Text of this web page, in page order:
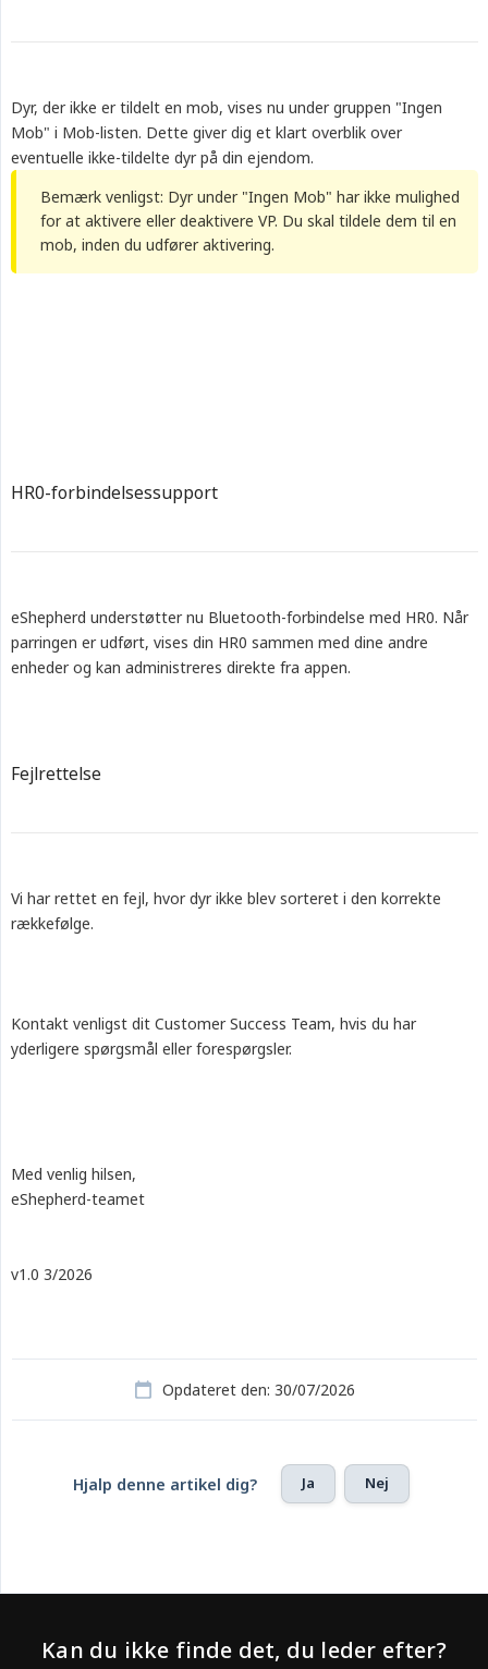
Dyr, der ikke er tildelt en mob, vises nu under gruppen "Ingen
Mob" i Mob-listen. Dette giver dig et klart overblik over
eventuelle ikke-tildelte dyr på din ejendom.
Bemærk venligst: Dyr under "Ingen Mob" har ikke mulighed
for at aktivere eller deaktivere VP. Du skal tildele dem til en
mob, inden du udfører aktivering.
HR0-forbindelsessupport
eShepherd understøtter nu Bluetooth-forbindelse med HR0. Når
parringen er udført, vises din HR0 sammen med dine andre
enheder og kan administreres direkte fra appen.
Fejlrettelse
Vi har rettet en fejl, hvor dyr ikke blev sorteret i den korrekte
rækkefølge.
Kontakt venligst dit Customer Success Team, hvis du har
yderligere spørgsmål eller forespørgsler.
Med venlig hilsen,
eShepherd-teamet
v1.0 3/2026
Opdateret den: 30/07/2026
Hjalp denne artikel dig? Ja Nej
Kan du ikke finde det, du leder efter?